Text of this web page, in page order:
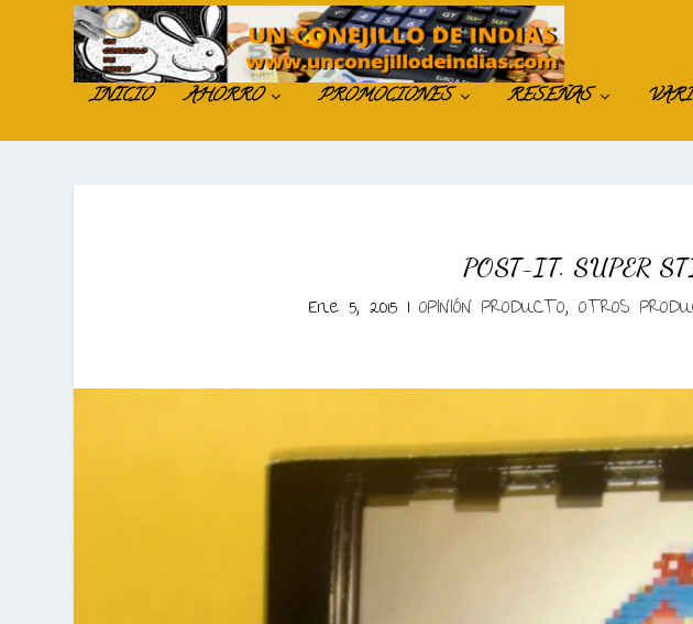
INICIO AHORRO PROMOCIONES RESEÑAS
POST-IT. SUPER
Ene 5, 2015 |OPINIÓN PRODUCTO,OTROS